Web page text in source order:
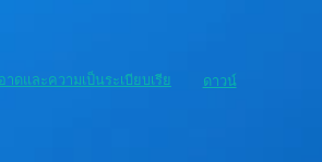
ดและความเป็นระเบียบเรีย
ดาวน์